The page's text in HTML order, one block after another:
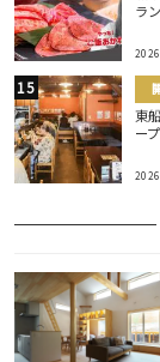
ラ
東
ー